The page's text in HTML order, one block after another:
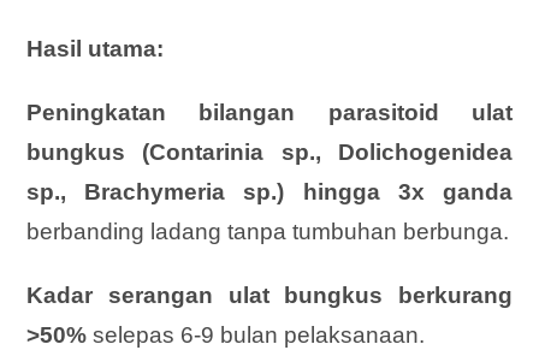
Hasil utama:
Peningkatan bilangan parasitoid ulat
bungkus (Contarinia sp., Dolichogenidea
sp., Brachymeria sp.) hingga 3x ganda
berbanding ladang tanpa tumbuhan berbunga.
Kadar serangan ulat bungkus berkurang
>50% selepas 6-9 bulan pelaksanaan.